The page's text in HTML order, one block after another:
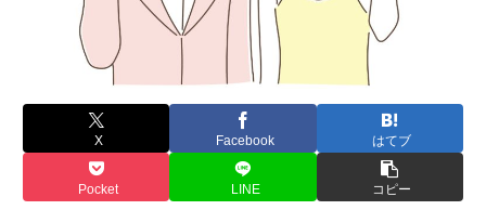
X Facebook はてブ
Pocket LINE コピー